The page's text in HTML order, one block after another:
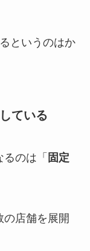
というのはか
ている
のは「 固定
の店舗を展開